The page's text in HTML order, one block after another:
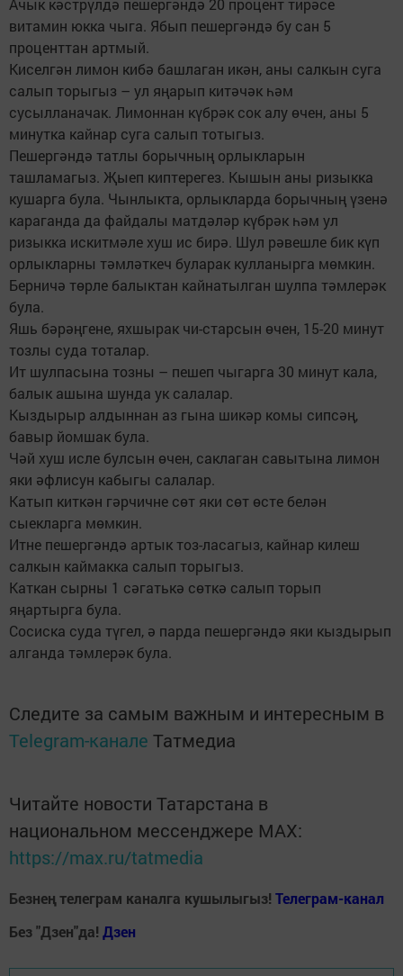
Ачык кәстрүлдә пешергәндә 20 процент тирәсе
витамин юкка чыга. Ябып пешергәндә бу сан 5
проценттан артмый.
Киселгән лимон кибә башлаган икән, аны салкын суга
салып торыгыз – ул яңарып китәчәк һәм
сусылланачак. Лимоннан күбрәк сок алу өчен, аны 5
минутка кайнар суга салып тотыгыз.
Пешергәндә татлы борычның орлыкларын
ташламагыз. Җыеп киптерегез. Кышын аны ризыкка
кушарга була. Чынлыкта, орлыкларда борычның үзенә
караганда да файдалы матдәләр күбрәк һәм ул
ризыкка искитмәле хуш ис бирә. Шул рәвешле бик күп
орлыкларны тәмләткеч буларак кулланырга мөмкин.
Берничә төрле балыктан кайнатылган шулпа тәмлерәк
була.
Яшь бәрәңгене, яхшырак чи-старсын өчен, 15-20 минут
тозлы суда тоталар.
Ит шулпасына тозны – пешеп чыгарга 30 минут кала,
балык ашына шунда ук салалар.
Кыздырыр алдыннан аз гына шикәр комы сипсәң,
бавыр йомшак була.
Чәй хуш исле булсын өчен, саклаган савытына лимон
яки әфлисун кабыгы салалар.
Катып киткән гәрчичне сөт яки сөт өсте белән
сыекларга мөмкин.
Итне пешергәндә артык тоз-ласагыз, кайнар килеш
салкын каймакка салып торыгыз.
Каткан сырны 1 сәгатькә сөткә салып торып
яңартырга була.
Сосиска суда түгел, ә парда пешергәндә яки кыздырып
алганда тәмлерәк була.
Следите за самым важным и интересным в
Telegram-канале Татмедиа
Читайте новости Татарстана в
национальном мессенджере MАХ:
https://max.ru/tatmedia
Безнең телеграм каналга кушылыгыз! Телеграм-канал
Без "Дзен"да! Дзен